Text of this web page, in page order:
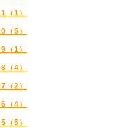
（1）
（5）
（1）
（4）
（2）
（4）
（5）